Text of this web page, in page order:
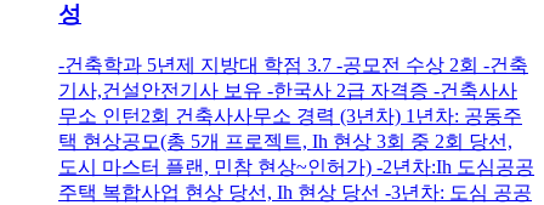
성
-건축학과 5년제 지방대 학점 3.7 -공모전 수상 2회 -건축
기사,건설안전기사 보유 -한국사 2급 자격증 -건축사사
무소 인턴2회 건축사사무소 경력 (3년차) 1년차: 공동주
택 현상공모(총 5개 프로젝트, Ih 현상 3회 중 2회 당선,
도시 마스터 플랜, 민참 현상~인허가) -2년차:Ih 도심공공
주택 복합사업 현상 당선, Ih 현상 당선 -3년차: 도심 공공